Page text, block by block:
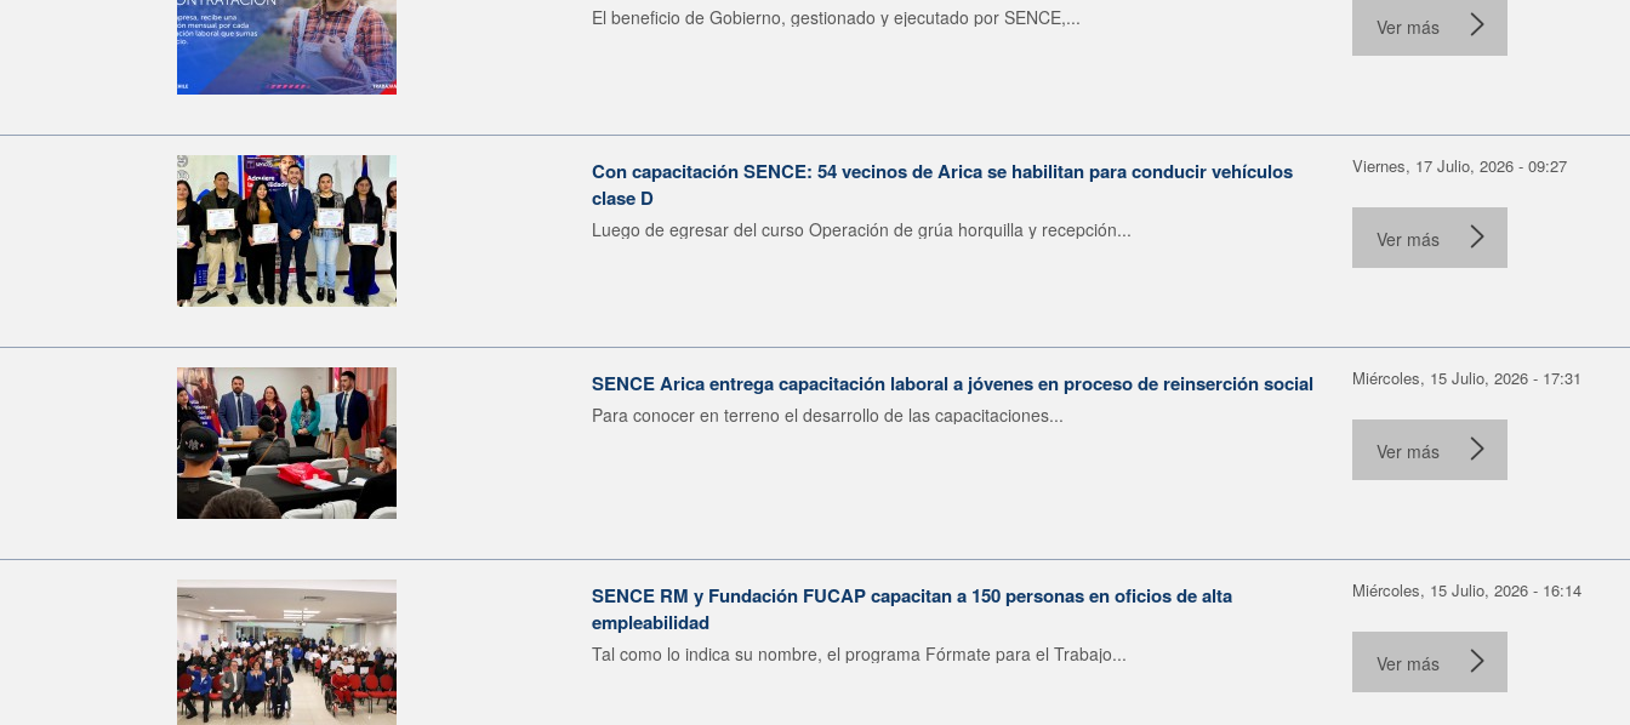
El beneficio de Gobierno, gestionado y ejecutado por SENCE,... Ver más
Con capacitación SENCE: 54 vecinos de Arica se habilitan para conducir vehículos
clase D
Luego de egresar del curso Operación de grúa horquilla y recepción...
Viernes, 17 Julio, 2026 - 09:27
Ver más
SENCE Arica entrega capacitación laboral a jóvenes en proceso de reinserción social
Para conocer en terreno el desarrollo de las capacitaciones...
Miércoles, 15 Julio, 2026 - 17:31
Ver más
SENCE RM y Fundación FUCAP capacitan a 150 personas en oficios de alta
empleabilidad
Tal como lo indica su nombre, el programa Fórmate para el Trabajo...
Miércoles, 15 Julio, 2026 - 16:14
Ver más